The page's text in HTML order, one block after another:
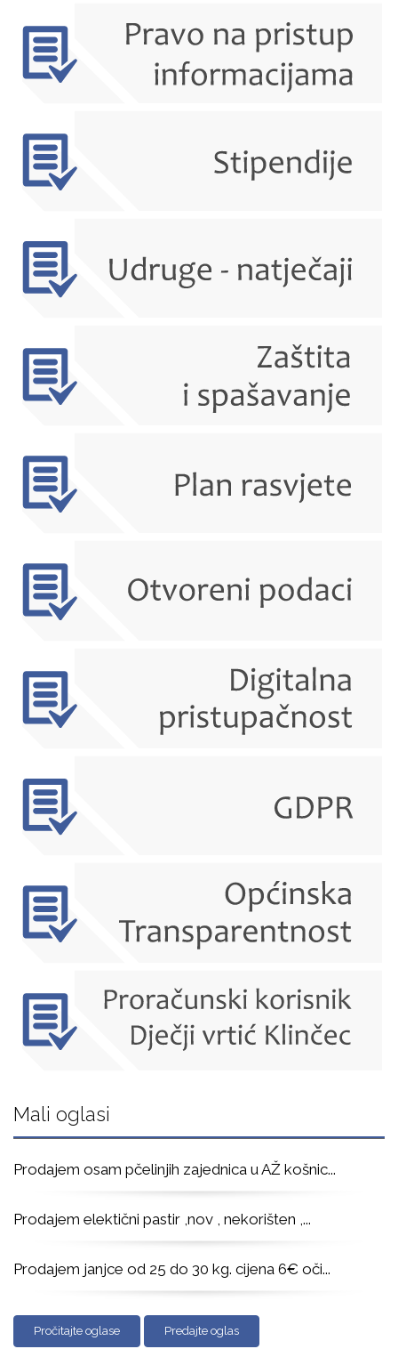
Mali oglasi
Prodajem osam pčelinjih zajednica u AŽ košnic...
Prodajem elektični pastir ,nov , nekorišten , ...
Prodajem janjce od 25 do 30 kg. cijena 6€ oči...
Pročitajte oglase Predajte oglas